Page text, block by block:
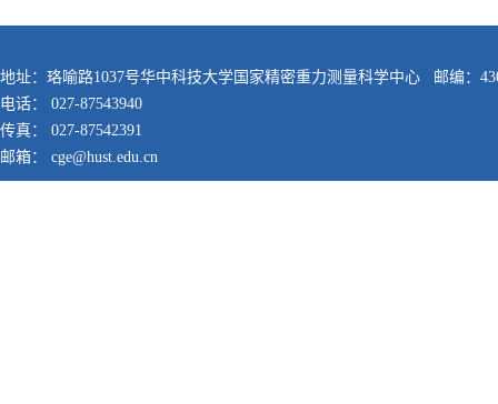
地址：珞喻路1037号华中科技大学国家精密重力测量科学中心 邮编：
电话： 027-87543940
传真： 027-87542391
邮箱： cge@hust.edu.cn